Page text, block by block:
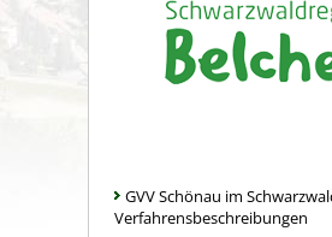
GVV Schönau im
Verfahrensbeschreibungen